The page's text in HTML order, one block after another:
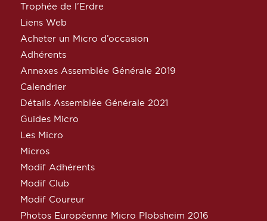
Trophée de l’Erdre
Liens Web
Acheter un Micro d’occasion
Adhérents
Annexes Assemblée Générale 2019
Calendrier
Détails Assemblée Générale 2021
Guides Micro
Les Micro
Micros
Modif Adhérents
Modif Club
Modif Coureur
Photos Européenne Micro Plobsheim 2016